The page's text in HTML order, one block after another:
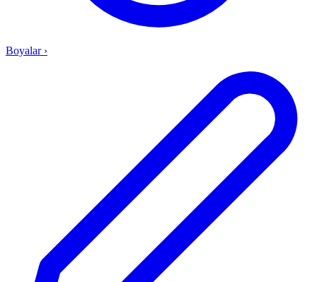
Boyalar ›